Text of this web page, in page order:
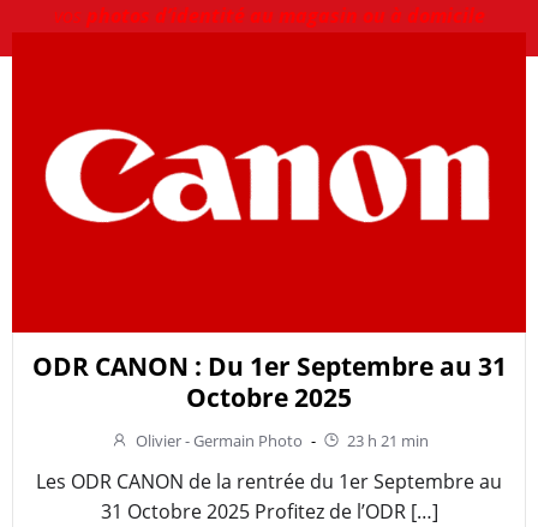
vos photos d’identité au magasin ou à domicile
ODR CANON : Du 1er Septembre au 31
Octobre 2025
Olivier - Germain Photo - 23 h 21 min
Les ODR CANON de la rentrée du 1er Septembre au
31 Octobre 2025 Profitez de l’ODR […]